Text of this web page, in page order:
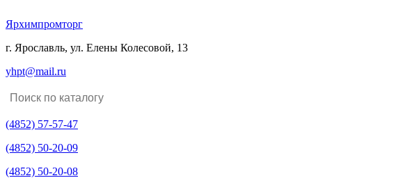
Ярхимпромторг
г. Ярославль, ул. Елены Колесовой, 13
yhpt@mail.ru
(4852) 57-57-47
(4852) 50-20-09
(4852) 50-20-08